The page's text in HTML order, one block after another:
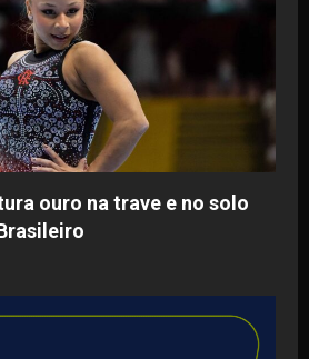
ouro na trave e no solo